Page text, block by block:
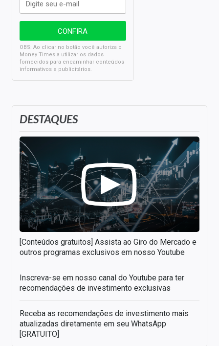
DESTAQUES
[Conteúdos gratuitos] Assista ao Giro do Mercado e
outros programas exclusivos em nosso Youtube
Inscreva-se em nosso canal do Youtube para ter
recomendações de investimento exclusivas
Receba as recomendações de investimento mais
atualizadas diretamente em seu WhatsApp
[GRATUITO]
OBS: Ao clicar no botão você autoriza o
Money Times a utilizar os dados
fornecidos para encaminhar conteúdos
informativos e publicitários.